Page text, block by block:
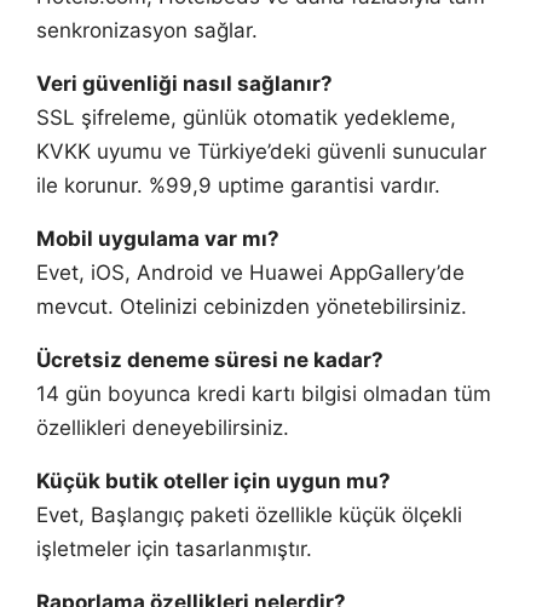
senkronizasyon sağlar.
Veri güvenliği nasıl sağlanır?
SSL şifreleme, günlük otomatik yedekleme,
KVKK uyumu ve Türkiye’deki güvenli sunucular
ile korunur. %99,9 uptime garantisi vardır.
Mobil uygulama var mı?
Evet, iOS, Android ve Huawei AppGallery’de
mevcut. Otelinizi cebinizden yönetebilirsiniz.
Ücretsiz deneme süresi ne kadar?
14 gün boyunca kredi kartı bilgisi olmadan tüm
özellikleri deneyebilirsiniz.
Küçük butik oteller için uygun mu?
Evet, Başlangıç paketi özellikle küçük ölçekli
işletmeler için tasarlanmıştır.
Raporlama özellikleri nelerdir?